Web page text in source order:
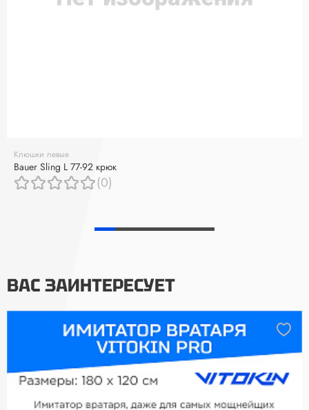
Клюшки левые
Bauer Sling L 77-92 крюк
(0)
ВАС ЗАИНТЕРЕСУЕТ